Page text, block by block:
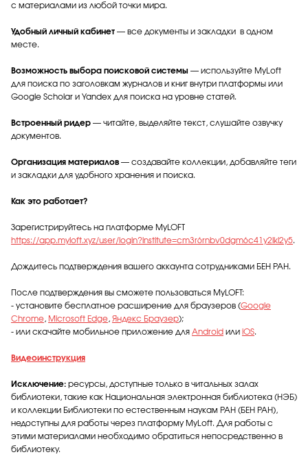
с материалами из любой точки мира.
Удобный личный кабинет — все документы и закладки в одном
месте.
Возможность выбора поисковой системы — используйте MyLoft
для поиска по заголовкам журналов и книг внутри платформы или
Google Scholar и Yandex для поиска на уровне статей.
Встроенный ридер — читайте, выделяйте текст, слушайте озвучку
документов.
Организация материалов — создавайте коллекции, добавляйте теги
и закладки для удобного хранения и поиска.
Как это работает?
Зарегистрируйтесь на платформе MyLOFT
https://app.myloft.xyz/user/login?institute=cm3r6rnbv0dgm6c41y2lkl2y5.
Дождитесь подтверждения вашего аккаунта сотрудниками БЕН РАН.
После подтверждения вы сможете пользоваться MyLOFT:
- установите бесплатное расширение для браузеров (Google
Chrome, Microsoft Edge, Яндекс Браузер);
- или скачайте мобильное приложение для Android или iOS.
Видеоинструкция
Исключение: ресурсы, доступные только в читальных залах
библиотеки, такие как Национальная электронная библиотека (НЭБ)
и коллекции Библиотеки по естественным наукам РАН (БЕН РАН),
недоступны для работы через платформу MyLoft. Для работы с
этими материалами необходимо обратиться непосредственно в
библиотеку.